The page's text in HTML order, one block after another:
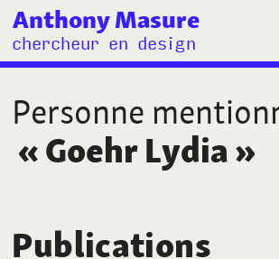
Anthony Masure
chercheur en design
Personne
«Goehr Lydia»
Publications